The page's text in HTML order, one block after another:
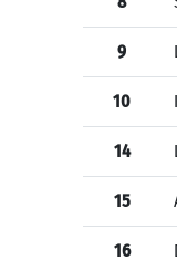
9
10
14
15
16